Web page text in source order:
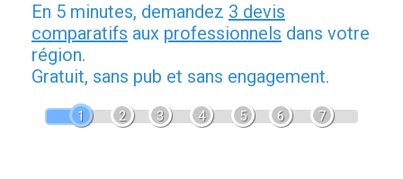
En 5 minutes, demandez 3 devis
comparatifs aux professionnels dans votre
région.
Gratuit, sans pub et sans engagement.
1 2 3 4 5 6 7